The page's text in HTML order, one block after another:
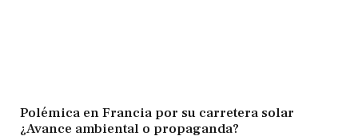
Polémica en Francia por su carretera solar
¿Avance ambiental o propaganda?